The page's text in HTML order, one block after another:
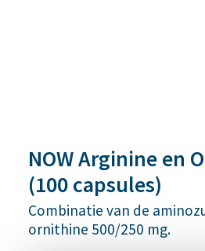
NOW Arginine en
(100 capsules)
Combinatie van de
ornithine 500/250 mg.